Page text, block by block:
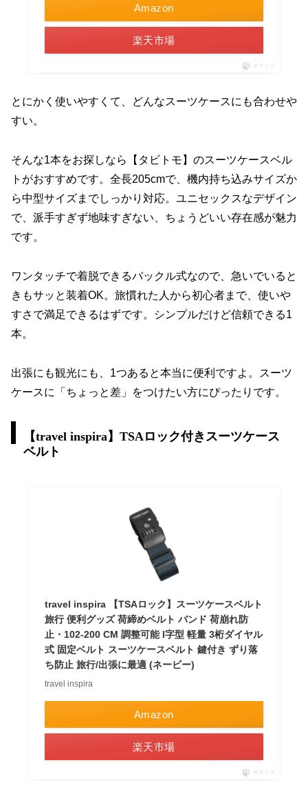
Amazon
楽天市場
ポチップ
とにかく使いやすくて、どんなスーツケースにも合わせや
すい。
そんな1本をお探しなら【タビトモ】のスーツケースベル
トがおすすめです。全長205cmで、機内持ち込みサイズか
ら中型サイズまでしっかり対応。ユニセックスなデザイン
で、派手すぎず地味すぎない、ちょうどいい存在感が魅力
です。
ワンタッチで着脱できるバックル式なので、急いでいると
きもサッと装着OK。旅慣れた人から初心者まで、使いや
すさで満足できるはずです。シンプルだけど信頼できる1
本。
出張にも観光にも、1つあると本当に便利ですよ。スーツ
ケースに「ちょっと差」をつけたい方にぴったりです。
【travel inspira】TSAロック付きスーツケース
ベルト
travel inspira 【TSAロック】スーツケースベルト
旅行 便利グッズ 荷締めベルト バンド 荷崩れ防
止・102-200 CM 調整可能 I字型 軽量 3桁ダイヤル
式 固定ベルト スーツケースベルト 鍵付き ずり落
ち防止 旅行/出張に最適 (ネービー)
travel inspira
Amazon
楽天市場
ポチップ